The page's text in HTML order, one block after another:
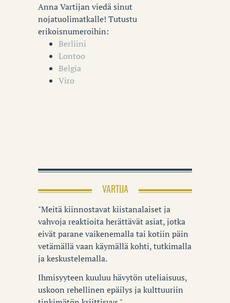
Anna Vartijan viedä sinut
nojatuolimatkalle! Tutustu
erikoisnumeroihin:
Berliini
Lontoo
Belgia
Viro
VARTIJA
"Meitä kiinnostavat kiistanalaiset ja
vahvoja reaktioita herättävät asiat, jotka
eivät parane vaikenemalla tai kotiin päin
vetämällä vaan käymällä kohti, tutkimalla
ja keskustelemalla.
Ihmisyyteen kuuluu hävytön uteliaisuus,
uskoon rehellinen epäilys ja kulttuuriin